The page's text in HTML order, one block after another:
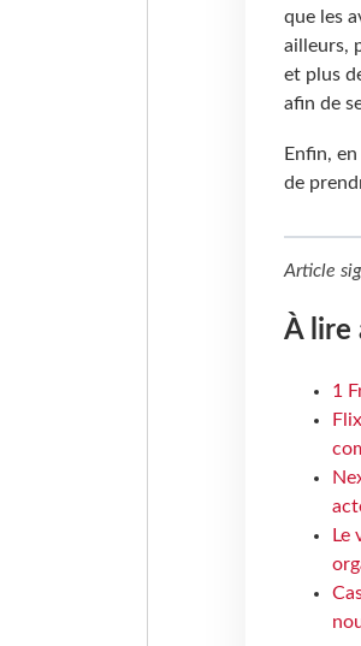
que les
ailleurs,
et plus
afin de
Enfin,
de
Article
À lire
1
Le